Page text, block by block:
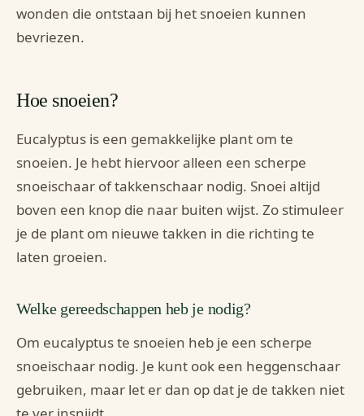
wonden die ontstaan bij het snoeien kunnen
bevriezen.
Hoe snoeien?
Eucalyptus is een gemakkelijke plant om te
snoeien. Je hebt hiervoor alleen een scherpe
snoeischaar of takkenschaar nodig. Snoei altijd
boven een knop die naar buiten wijst. Zo stimuleer
je de plant om nieuwe takken in die richting te
laten groeien.
Welke gereedschappen heb je nodig?
Om eucalyptus te snoeien heb je een scherpe
snoeischaar nodig. Je kunt ook een heggenschaar
gebruiken, maar let er dan op dat je de takken niet